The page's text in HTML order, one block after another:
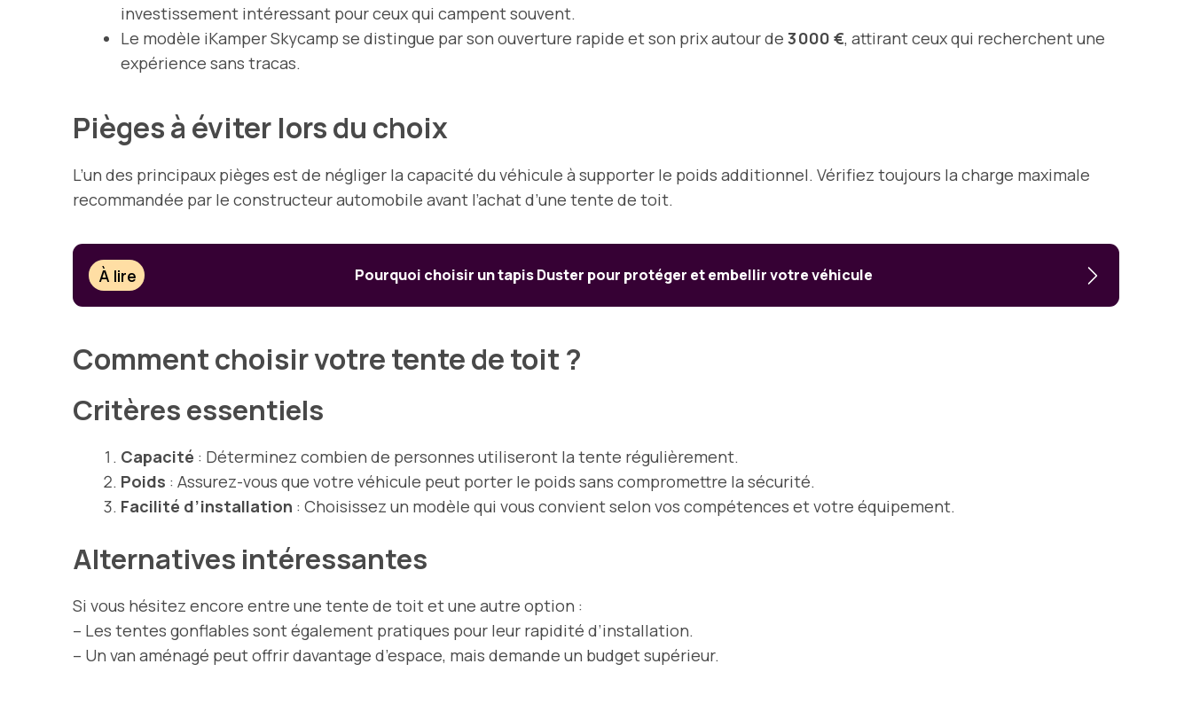
investissement intéressant pour ceux qui campent souvent.
Le modèle iKamper Skycamp se distingue par son ouverture rapide et son prix autour de 3 000 €, attirant ceux qui recherchent une
expérience sans tracas.
Pièges à éviter lors du choix
L’un des principaux pièges est de négliger la capacité du véhicule à supporter le poids additionnel. Vérifiez toujours la charge maximale
recommandée par le constructeur automobile avant l’achat d’une tente de toit.
À lire Pourquoi choisir un tapis Duster pour protéger et embellir votre véhicule
Comment choisir votre tente de toit ?
Critères essentiels
Capacité : Déterminez combien de personnes utiliseront la tente régulièrement.
Poids : Assurez-vous que votre véhicule peut porter le poids sans compromettre la sécurité.
Facilité d’installation : Choisissez un modèle qui vous convient selon vos compétences et votre équipement.
Alternatives intéressantes
Si vous hésitez encore entre une tente de toit et une autre option :
– Les tentes gonflables sont également pratiques pour leur rapidité d’installation.
– Un van aménagé peut offrir davantage d’espace, mais demande un budget supérieur.